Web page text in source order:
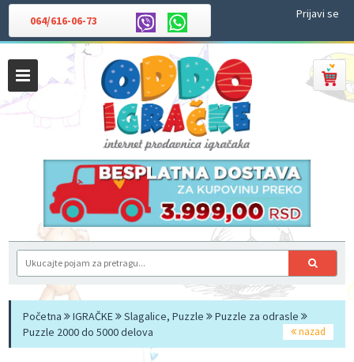
064/616-06-73 Prijavi se
Početna IGRAČKE Slagalice, Puzzle
Puzzle za odrasle
Puzzle 2000 do 5000 delova
nazad